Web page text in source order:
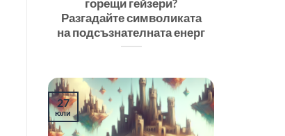
горещи гейзери?
Разгадайте символиката
на подсъзнателната енерг
27
юли